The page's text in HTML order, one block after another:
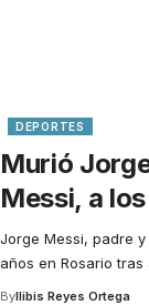
DEPORTES
Murió
Messi, a
Jorge Messi, padre
años en Rosario
ByIlibis Reyes Ortega